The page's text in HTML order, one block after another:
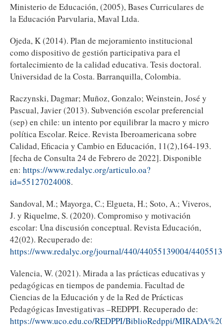
Ministerio de Educación, (2005), Bases Curriculares de
la Educación Parvularia, Maval Ltda.
Ojeda, K (2014). Plan de mejoramiento institucional
como dispositivo de gestión participativa para el
fortalecimiento de la calidad educativa. Tesis doctoral.
Universidad de la Costa. Barranquilla, Colombia.
Raczynski, Dagmar; Muñoz, Gonzalo; Weinstein, José y
Pascual, Javier (2013). Subvención escolar preferencial
(sep) en chile: un intento por equilibrar la macro y micro
política Escolar. Reice. Revista Iberoamericana sobre
Calidad, Eficacia y Cambio en Educación, 11(2),164-193.
[fecha de Consulta 24 de Febrero de 2022]. Disponible
en: https://www.redalyc.org/articulo.oa?
id=55127024008.
Sandoval, M.; Mayorga, C.; Elgueta, H.; Soto, A.; Viveros,
J. y Riquelme, S. (2020). Compromiso y motivación
escolar: Una discusión conceptual. Revista Educación,
42(02). Recuperado de:
https://www.redalyc.org/journal/440/44055139004/
Valencia, W. (2021). Mirada a las prácticas educativas y
pedagógicas en tiempos de pandemia. Facultad de
Ciencias de la Educación y de la Red de Prácticas
Pedagógicas Investigativas –REDPPI. Recuperado de:
https://www.uco.edu.co/REDPPI/BiblioRedppi/